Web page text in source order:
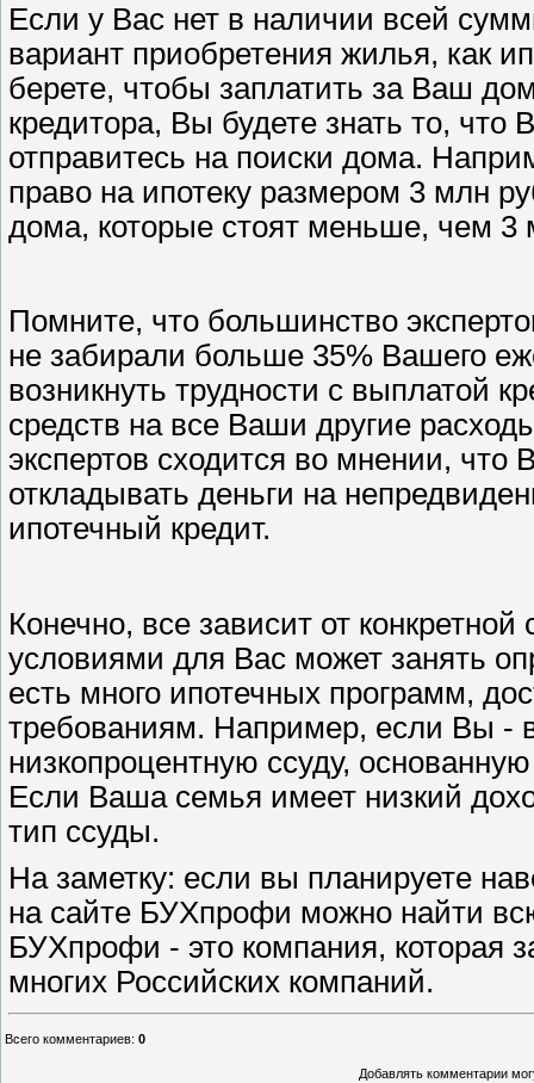
Если у Вас нет в наличии всей
вариант приобретения жилья, как
берете, чтобы заплатить за Ваш
кредитора, Вы будете знать то,
отправитесь на поиски дома.
право на ипотеку размером 3 млн
дома, которые стоят меньше, чем 3
Помните, что большинство
не забирали больше 35% Вашего
возникнуть трудности с выплатой
средств на все Ваши другие
экспертов сходится во мнении, что
откладывать деньги на
ипотечный кредит.
Конечно, все зависит от
условиями для Вас может занять
есть много ипотечных программ,
требованиям. Например, если Вы -
низкопроцентную ссуду,
Если Ваша семья имеет низкий
тип ссуды.
На заметку: если вы планируете
на сайте БУХпрофи можно найти
БУХпрофи - это компания, которая
многих Российских компаний.
Всего комментариев: 0
Добавлять комментарии